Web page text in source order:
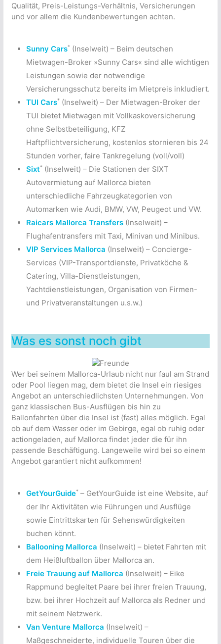
Qualität, Preis-Leistungs-Verhältnis, Versicherungen
und vor allem die Kundenbewertungen achten.
Sunny Cars*(Inselweit) – Beim deutschen
Mietwagen-Broker »Sunny Cars« sind alle wichtigen
Leistungen sowie der notwendige
Versicherungsschutz bereits im Mietpreis inkludiert.
TUI Cars*(Inselweit) – Der Mietwagen-Broker der
TUI bietet Mietwagen mit Vollkaskoversicherung
ohne Selbstbeteiligung, KFZ
Haftpflichtversicherung, kostenlos stornieren bis 24
Stunden vorher, faire Tankregelung (voll/voll)
Sixt*(Inselweit) – Die Stationen der SIXT
Autovermietung auf Mallorca bieten
unterschiedliche Fahrzeugkategorien von
Automarken wie Audi, BMW, VW, Peugeot und VW.
Raicars Mallorca Transfers(Inselweit) –
Flughafentransfers mit Taxi, Minivan und Minibus.
VIP Services Mallorca (Inselweit) – Concierge-
Services (VIP-Transportdienste, Privatköche &
Catering, Villa-Dienstleistungen,
Yachtdienstleistungen, Organisation von Firmen-
und Privatveranstaltungen u.s.w.)
Was es sonst noch gibt
Wer bei seinem Mallorca-Urlaub nicht nur faul am Strand
oder Pool liegen mag, dem bietet die Insel ein riesiges
Angebot an unterschiedlichsten Unternehmungen. Von
ganz klassischen Bus-Ausflügen bis hin zu
Ballonfahrten über die Insel ist (fast) alles möglich. Egal
ob auf dem Wasser oder im Gebirge, egal ob ruhig oder
actiongeladen, auf Mallorca findet jeder die für ihn
passende Beschäftigung. Langeweile wird bei so einem
Angebot garantiert nicht aufkommen!
GetYourGuide*– GetYourGuide ist eine Website, auf
der Ihr Aktivitäten wie Führungen und Ausflüge
sowie Eintrittskarten für Sehenswürdigkeiten
buchen könnt.
Ballooning Mallorca (Inselweit) – bietet Fahrten mit
dem Heißluftballon über Mallorca an.
Freie Trauung auf Mallorca (Inselweit) – Eike
Rappmund begleitet Paare bei ihrer freien Trauung,
bzw. bei ihrer Hochzeit auf Mallorca als Redner und
mit seinem Netzwerk.
Van Venture Mallorca (Inselweit) –
Maßgeschneiderte, individuelle Touren über die